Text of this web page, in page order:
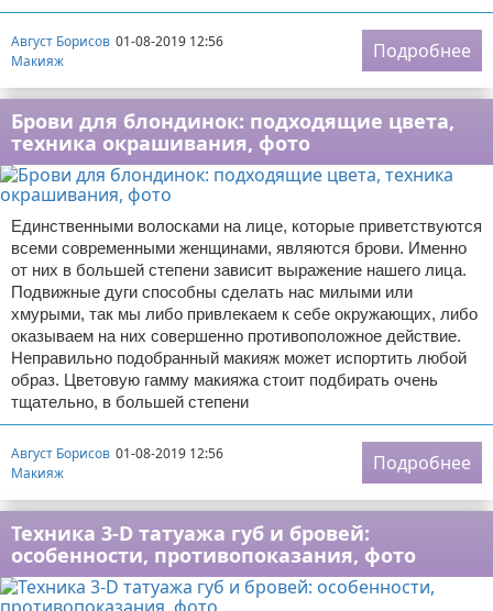
Август Борисов 01-08-2019 12:56
Макияж
Подробнее
Брови для блондинок: подходящие цвета,
техника окрашивания, фото
Единственными волосками на лице, которые приветствуются
всеми современными женщинами, являются брови. Именно
от них в большей степени зависит выражение нашего лица.
Подвижные дуги способны сделать нас милыми или
хмурыми, так мы либо привлекаем к себе окружающих, либо
оказываем на них совершенно противоположное действие.
Неправильно подобранный макияж может испортить любой
образ. Цветовую гамму макияжа стоит подбирать очень
тщательно, в большей степени
Август Борисов 01-08-2019 12:56
Макияж
Подробнее
Техника 3-D татуажа губ и бровей:
особенности, противопоказания, фото